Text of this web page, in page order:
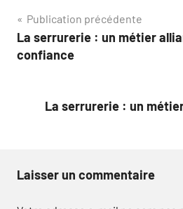
Navigation
de
Publication précédente
La serrurerie : un métier
confiance
La serrurerie : un
Laisser un commentaire